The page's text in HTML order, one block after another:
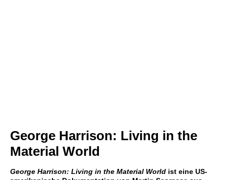
George Harrison: Living in the
Material World
George Harrison: Living in the Material World ist eine US-